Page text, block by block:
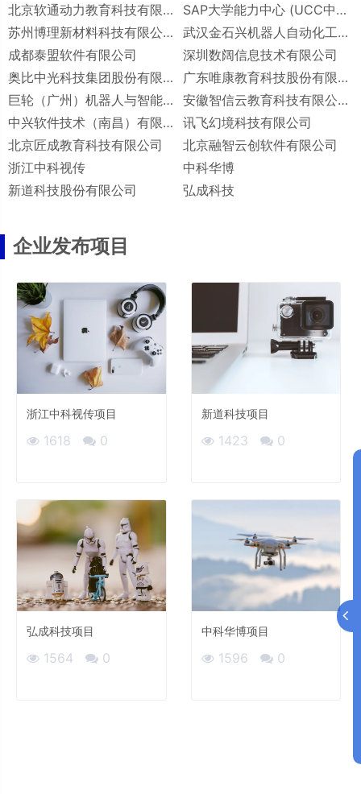
北京软通动力教育科技有限公司
SAP大学能力中心 (UCC中国)
苏州博理新材料科技有限公司
武汉金石兴机器人自动化工程有限公司
成都泰盟软件有限公司
深圳数阔信息技术有限公司
奥比中光科技集团股份有限公司
广东唯康教育科技股份有限公司
巨轮（广州）机器人与智能制造有限公司
安徽智信云教育科技有限公司
中兴软件技术（南昌）有限公司
讯飞幻境科技有限公司
北京匠成教育科技有限公司
北京融智云创软件有限公司
浙江中科视传
中科华博
新道科技股份有限公司
弘成科技
企业发布项目
浙江中科视传项目
1618 0
新道科技项目
1423 0
弘成科技项目
1564 0
中科华博项目
1596 0